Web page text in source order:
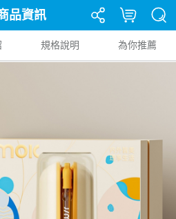
品資訊
規格說明 為你推薦